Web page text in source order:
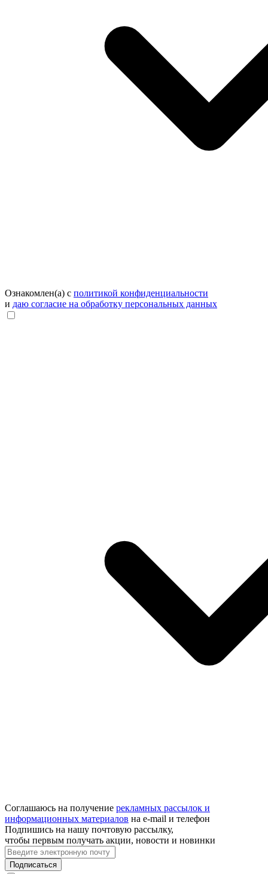
Ознакомлен(а) с политикой конфиденциальности
и даю согласие на обработку персональных данных
Соглашаюсь на получение рекламных рассылок и
информационных материалов на e‑mail и телефон
Подпишись на нашу почтовую рассылку,
чтобы первым получать акции, новости и новинки
Подписаться